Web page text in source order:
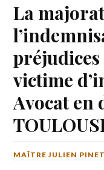
La
victime
Avocat en
MAÎTRE JULIEN PINET